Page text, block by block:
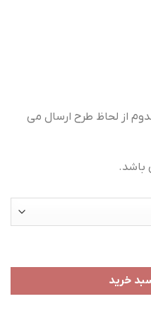
از لحاظ طرح ارسال می
خرید